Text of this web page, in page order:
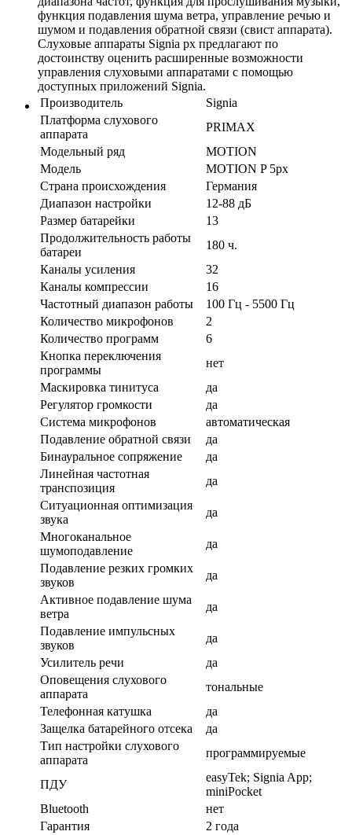
функция подавления шума ветра, управление речью и
шумом и подавления обратной связи (свист аппарата).
Слуховые аппараты Signia px предлагают по
достоинству оценить расширенные возможности
управления слуховыми аппаратами с помощью
доступных приложений Signia.
Производитель
Signia
Платформа слухового
аппарата
PRIMAX
Модельный ряд
MOTION
Модель
MOTION P 5px
Страна происхождения
Германия
Диапазон настройки
12-88 дБ
Размер батарейки
13
Продолжительность работы
батареи
180 ч.
Каналы усиления
32
Каналы компрессии
16
Частотный диапазон работы
100 Гц - 5500 Гц
Количество микрофонов
2
Количество программ
6
Кнопка переключения
программы
нет
Маскировка тинитуса
да
Регулятор громкости
да
Система микрофонов
автоматическая
Подавление обратной связи
да
Бинауральное сопряжение
да
Линейная частотная
транспозиция
да
Ситуационная оптимизация
звука
да
Многоканальное
шумоподавление
да
Подавление резких громких
звуков
да
Активное подавление шума
ветра
да
Подавление импульсных
звуков
да
Усилитель речи
да
Оповещения слухового
аппарата
тональные
Телефонная катушка
да
Защелка батарейного отсека
да
Тип настройки слухового
аппарата
программируемые
ПДУ
easyTek; Signia App;
miniPocket
Bluetooth
нет
Гарантия
2 года